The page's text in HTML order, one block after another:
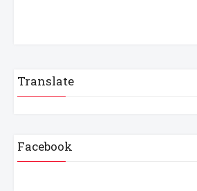
Translate
Facebook